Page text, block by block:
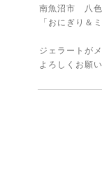
南魚沼市 八色
「おにぎり＆
ジェラートが
よろしくお願